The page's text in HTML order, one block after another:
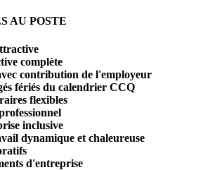
AU POSTE
complète
contribution de l'employeur
fériés du calendrier CCQ
flexibles
inclusive
dynamique et chaleureuse
d'entreprise